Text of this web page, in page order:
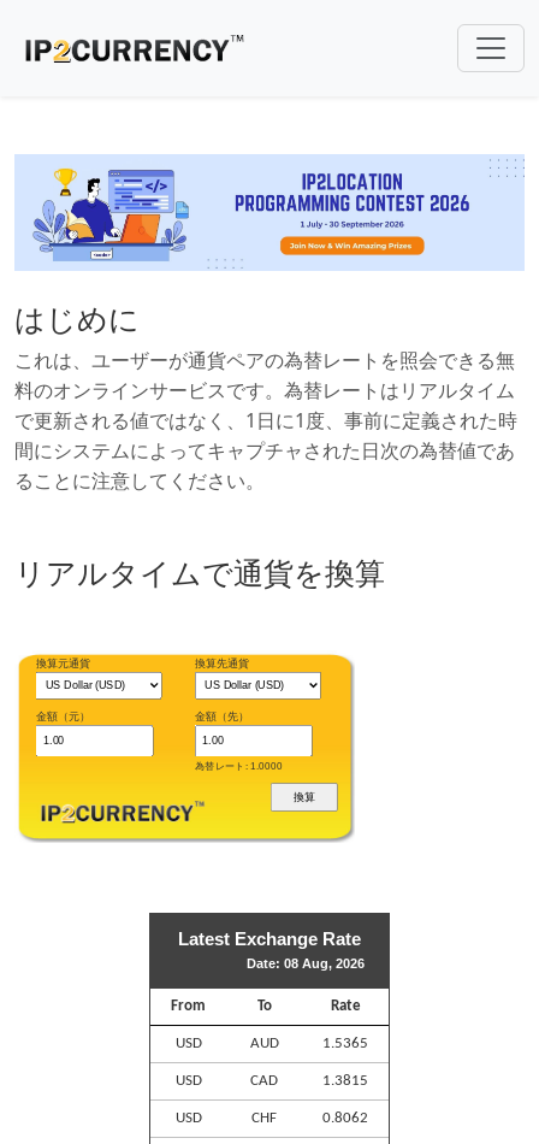
はじめに
これは、ユーザーが通貨ペアの為替レートを照会できる無
料のオンラインサービスです。為替レートはリアルタイム
で更新される値ではなく、1日に1度、事前に定義された時
間にシステムによってキャプチャされた日次の為替値であ
ることに注意してください。
リアルタイムで通貨を換算
換算元通貨 換算先通貨
金額（元） 金額（先）
為替レート: 1.0000
Latest Exchange Rate
Date: 08 Aug, 2026
From To Rate
USD AUD 1.5365
USD CAD 1.3815
USD CHF 0.8062